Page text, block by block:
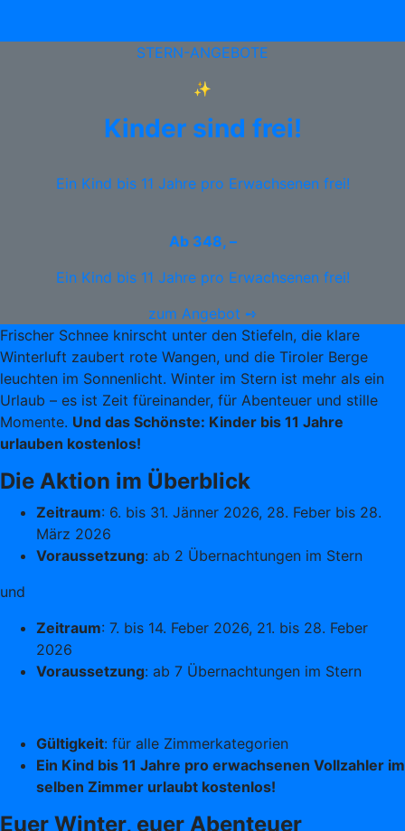
STERN-ANGEBOTE
✨
Kinder sind frei!
Ein Kind bis 11 Jahre pro Erwachsenen frei!
Ab 348, –
Ein Kind bis 11 Jahre pro Erwachsenen frei!
zum Angebot ➺
Frischer Schnee knirscht unter den Stiefeln, die klare
Winterluft zaubert rote Wangen, und die Tiroler Berge
leuchten im Sonnenlicht. Winter im Stern ist mehr als ein
Urlaub – es ist Zeit füreinander, für Abenteuer und stille
Momente. Und das Schönste: Kinder bis 11 Jahre
urlauben kostenlos!
Die Aktion im Überblick
Zeitraum: 6. bis 31. Jänner 2026, 28. Feber bis 28.
März 2026
Voraussetzung: ab 2 Übernachtungen im Stern
und
Zeitraum: 7. bis 14. Feber 2026, 21. bis 28. Feber
2026
Voraussetzung: ab 7 Übernachtungen im Stern
Gültigkeit: für alle Zimmerkategorien
Ein Kind bis 11 Jahre pro erwachsenen Vollzahler im
selben Zimmer urlaubt kostenlos!
Euer Winter, euer Abenteuer